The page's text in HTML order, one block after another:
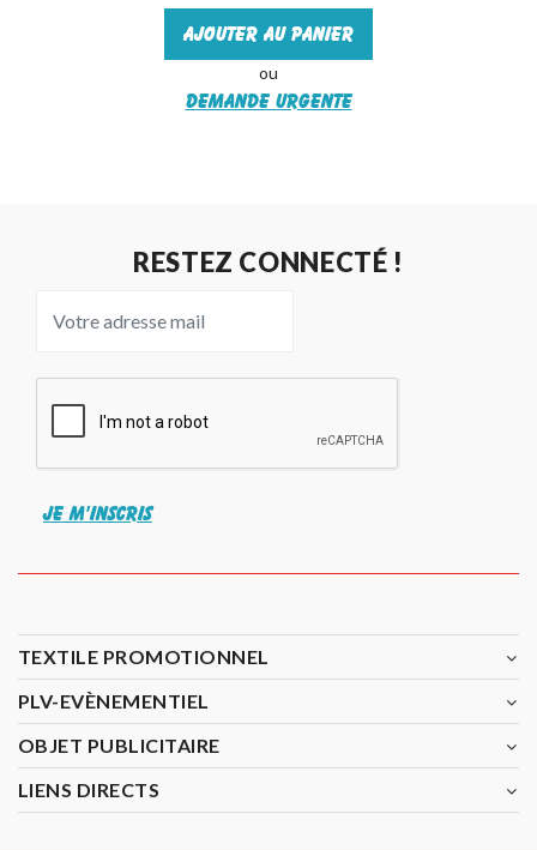
Ajouter au panier
ou
Demande urgente
RESTEZ CONNECTÉ !
JE M'INSCRIS
TEXTILE PROMOTIONNEL
PLV-EVÈNEMENTIEL
OBJET PUBLICITAIRE
LIENS DIRECTS